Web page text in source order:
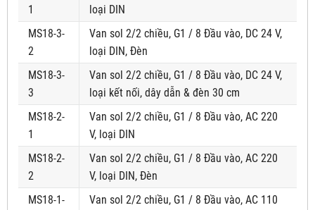
1
loại DIN
MS18-3-
2
Van sol 2/2 chiều, G1 / 8 Đầu vào, DC 24 V,
loại DIN, Đèn
MS18-3-
3
Van sol 2/2 chiều, G1 / 8 Đầu vào, DC 24 V,
loại kết nối, dây dẫn & đèn 30 cm
MS18-2-
1
Van sol 2/2 chiều, G1 / 8 Đầu vào, AC 220
V, loại DIN
MS18-2-
2
Van sol 2/2 chiều, G1 / 8 Đầu vào, AC 220
V, loại DIN, Đèn
MS18-1-
Van sol 2/2 chiều, G1 / 8 Đầu vào, AC 110